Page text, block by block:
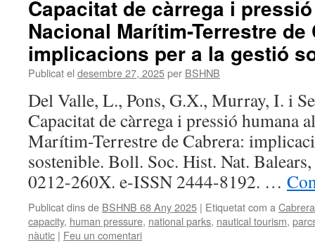
Capacitat de càrrega i
Nacional Marítim-Terrestre de
implicacions per a la gestió
Publicat el desembre 27, 2025per BSHNB
Del Valle, L., Pons, G.X., Murray, I. i
Capacitat de càrrega i pressió humana
Marítim-Terrestre de Cabrera:
sostenible. Boll. Soc. Hist. Nat.
0212-260X. e-ISSN 2444-8192. …
Publicat dins de BSHNB 68 Any 2025 | Etiquetat com a Cabrera
capacity, human pressure, national parks, nautical tourism,
nàutic | Feu un comentari